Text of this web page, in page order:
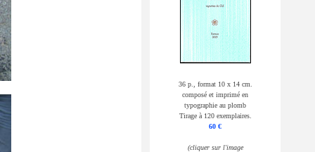
36 p., format 10 x 14 cm.
composé et imprimé en
typographie au plomb
Tirage à 120 exemplaires.
60 €
(cliquer sur l'image